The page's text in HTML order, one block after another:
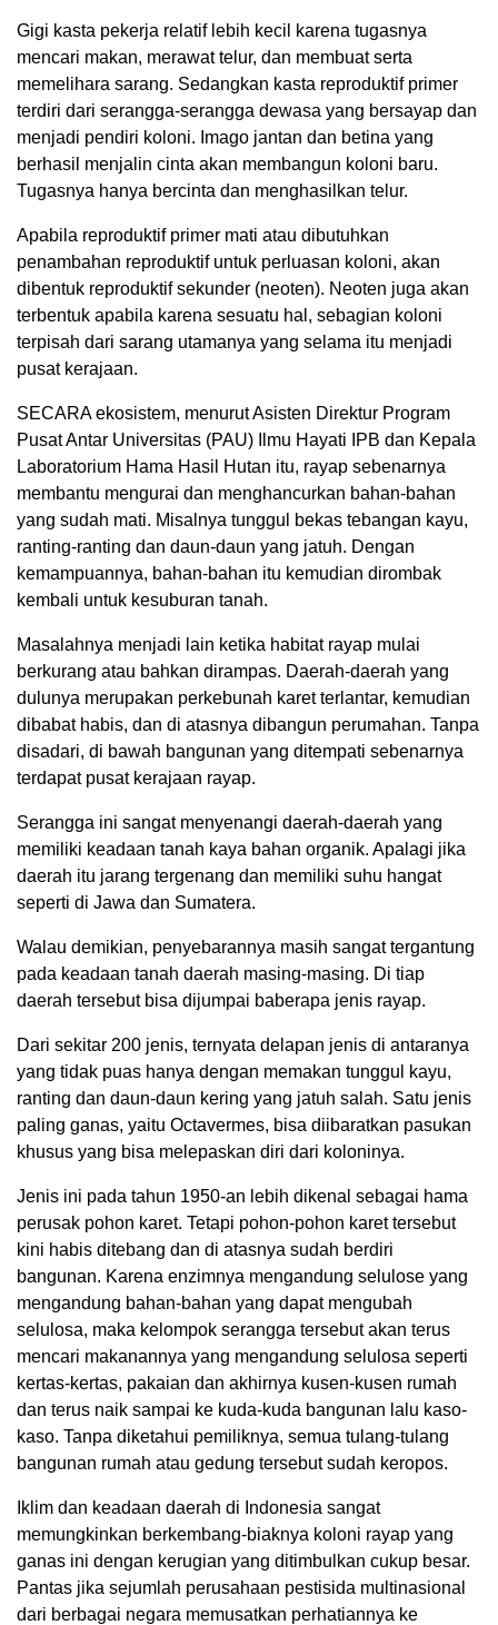
Gigi kasta pekerja relatif lebih kecil karena tugasnya
mencari makan, merawat telur, dan membuat serta
memelihara sarang. Sedangkan kasta reproduktif primer
terdiri dari serangga-serangga dewasa yang bersayap dan
menjadi pendiri koloni. Imago jantan dan betina yang
berhasil menjalin cinta akan membangun koloni baru.
Tugasnya hanya bercinta dan menghasilkan telur.
Apabila reproduktif primer mati atau dibutuhkan
penambahan reproduktif untuk perluasan koloni, akan
dibentuk reproduktif sekunder (neoten). Neoten juga akan
terbentuk apabila karena sesuatu hal, sebagian koloni
terpisah dari sarang utamanya yang selama itu menjadi
pusat kerajaan.
SECARA ekosistem, menurut Asisten Direktur Program
Pusat Antar Universitas (PAU) Ilmu Hayati IPB dan Kepala
Laboratorium Hama Hasil Hutan itu, rayap sebenarnya
membantu mengurai dan menghancurkan bahan-bahan
yang sudah mati. Misalnya tunggul bekas tebangan kayu,
ranting-ranting dan daun-daun yang jatuh. Dengan
kemampuannya, bahan-bahan itu kemudian dirombak
kembali untuk kesuburan tanah.
Masalahnya menjadi lain ketika habitat rayap mulai
berkurang atau bahkan dirampas. Daerah-daerah yang
dulunya merupakan perkebunah karet terlantar, kemudian
dibabat habis, dan di atasnya dibangun perumahan. Tanpa
disadari, di bawah bangunan yang ditempati sebenarnya
terdapat pusat kerajaan rayap.
Serangga ini sangat menyenangi daerah-daerah yang
memiliki keadaan tanah kaya bahan organik. Apalagi jika
daerah itu jarang tergenang dan memiliki suhu hangat
seperti di Jawa dan Sumatera.
Walau demikian, penyebarannya masih sangat tergantung
pada keadaan tanah daerah masing-masing. Di tiap
daerah tersebut bisa dijumpai baberapa jenis rayap.
Dari sekitar 200 jenis, ternyata delapan jenis di antaranya
yang tidak puas hanya dengan memakan tunggul kayu,
ranting dan daun-daun kering yang jatuh salah. Satu jenis
paling ganas, yaitu Octavermes, bisa diibaratkan pasukan
khusus yang bisa melepaskan diri dari koloninya.
Jenis ini pada tahun 1950-an lebih dikenal sebagai hama
perusak pohon karet. Tetapi pohon-pohon karet tersebut
kini habis ditebang dan di atasnya sudah berdiri
bangunan. Karena enzimnya mengandung selulose yang
mengandung bahan-bahan yang dapat mengubah
selulosa, maka kelompok serangga tersebut akan terus
mencari makanannya yang mengandung selulosa seperti
kertas-kertas, pakaian dan akhirnya kusen-kusen rumah
dan terus naik sampai ke kuda-kuda bangunan lalu kaso-
kaso. Tanpa diketahui pemiliknya, semua tulang-tulang
bangunan rumah atau gedung tersebut sudah keropos.
Iklim dan keadaan daerah di Indonesia sangat
memungkinkan berkembang-biaknya koloni rayap yang
ganas ini dengan kerugian yang ditimbulkan cukup besar.
Pantas jika sejumlah perusahaan pestisida multinasional
dari berbagai negara memusatkan perhatiannya ke